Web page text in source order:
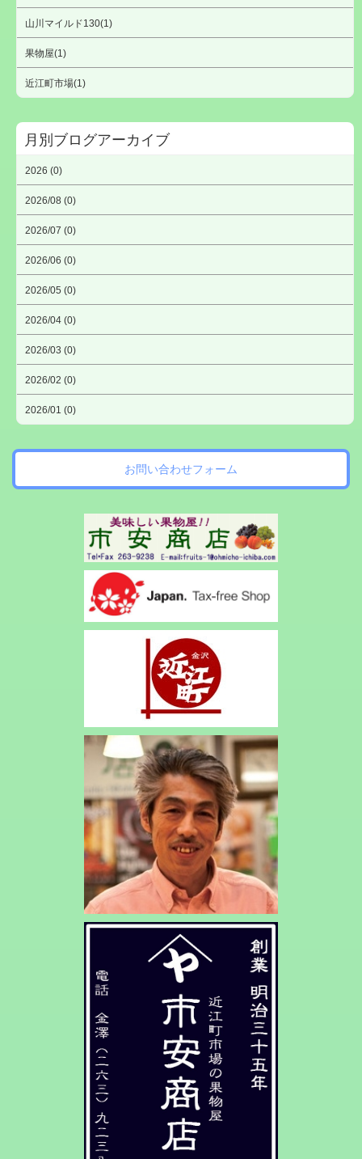
山川マイルド130(1)
果物屋(1)
近江町市場(1)
月別ブログアーカイブ
2026 (0)
2026/08 (0)
2026/07 (0)
2026/06 (0)
2026/05 (0)
2026/04 (0)
2026/03 (0)
2026/02 (0)
2026/01 (0)
お問い合わせフォーム